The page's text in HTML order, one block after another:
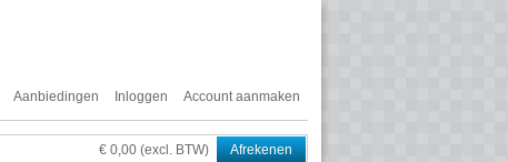
Aanbiedingen Inloggen Account aanmaken
€ 0,00 (excl. BTW) Afrekenen